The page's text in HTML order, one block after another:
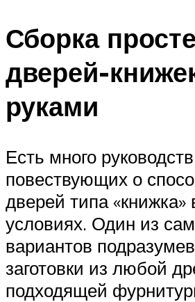
Сборка
дверей-
руками
Есть много
повествующих о
дверей типа
условиях. Один из
вариантов
заготовки из любой
подходящей